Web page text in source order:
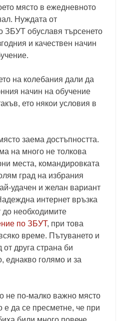
място в ежедневното
Нуждата от
ЗБУТ обуславя търсенето
и качествен начин
колебания дали да
начин на обучение
ето някои условия в
заема достъпността.
на много не толкова
места, командировката
град на избрания
удачен и желан вариант
интернет връзка
до необходимите
по ЗБУТ, при това
време. Пътуването и
от друга страна би
еднакво голямо и за
малко важно място
е да се пресметне, че при